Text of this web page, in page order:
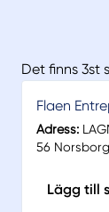
Det finns 3st
Flaen
Adress:
56
Lägg till